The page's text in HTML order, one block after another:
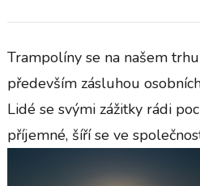
Trampolíny se na našem
především zásluhou
Lidé se svými zážitky rádi
příjemné, šíří se ve